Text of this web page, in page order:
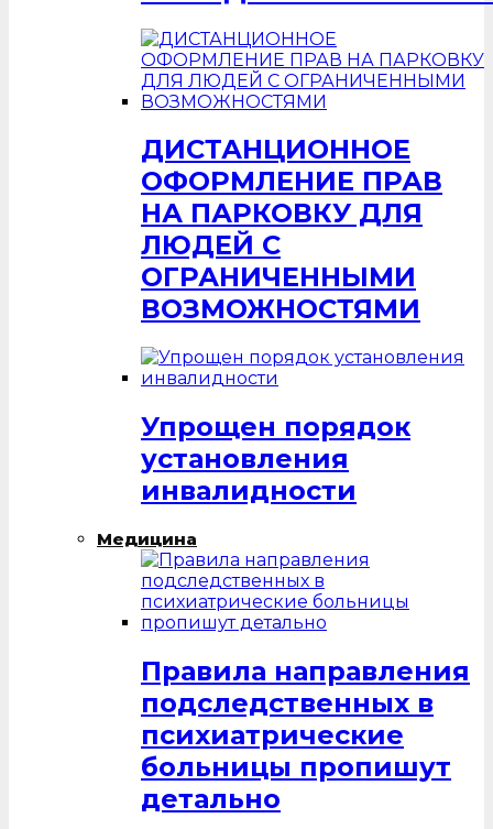
ДИСТАНЦИОННОЕ
ОФОРМЛЕНИЕ ПРАВ
НА ПАРКОВКУ ДЛЯ
ЛЮДЕЙ С
ОГРАНИЧЕННЫМИ
ВОЗМОЖНОСТЯМИ
Упрощен порядок
установления
инвалидности
Медицина
Правила направления
подследственных в
психиатрические
больницы пропишут
детально